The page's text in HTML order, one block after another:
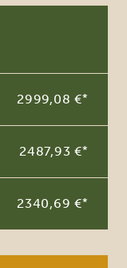
2999,08 €*
2487,93 €*
2340,69 €*